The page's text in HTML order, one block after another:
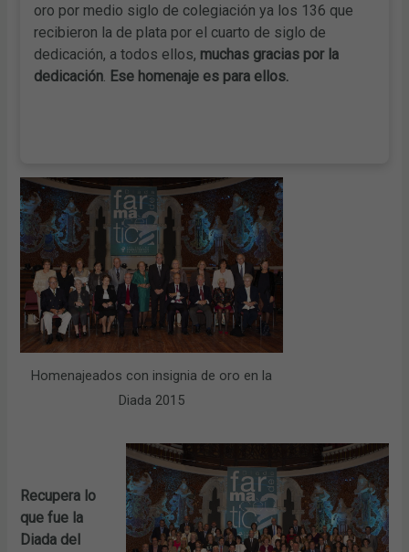
oro por medio siglo de colegiación ya los 136 que
recibieron la de plata por el cuarto de siglo de
dedicación, a todos ellos, muchas gracias por la
dedicación. Ese homenaje es para ellos.
Homenajeados con insignia de oro en la
Diada 2015
Recupera lo
que fue la
Diada del